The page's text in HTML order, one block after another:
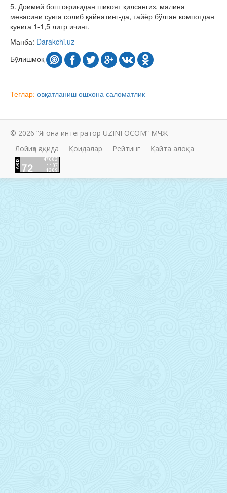
5. Доимий бош оғриғидан шикоят қилсангиз, малина
мевасини сувга солиб қайнатинг-да, тайёр бўлган компотдан
кунига 1-1,5 литр ичинг.
Манба: Darakchi.uz
Бўлишмоқ
Теглар: овқатланиш ошхона саломатлик
© 2026 “Ягона интегратор UZINFOCOM” МЧЖ
Лойиҳа ҳақида
Қоидалар Рейтинг Қайта алоқа